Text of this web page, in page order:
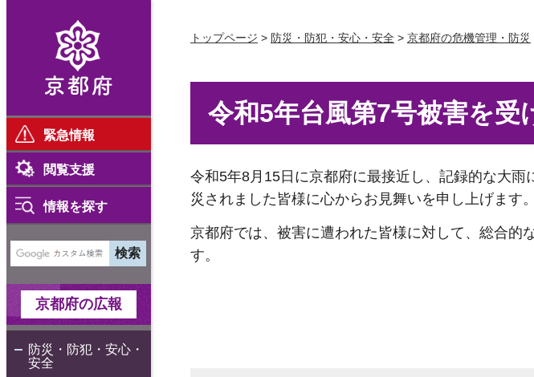
緊急情報
閲覧支援
情報を探す
京都府の広報
防災・防犯・安心・
安全
トップページ > 防災・防犯・安心・安全 > 京都府の危機管理・防災
令和5年台風第7号被害を
令和5年8月15日に京都府に最接近し、記録的な大
災されました皆様に心からお見舞いを申し上げます。
京都府では、被害に遭われた皆様に対して、総合的
す。